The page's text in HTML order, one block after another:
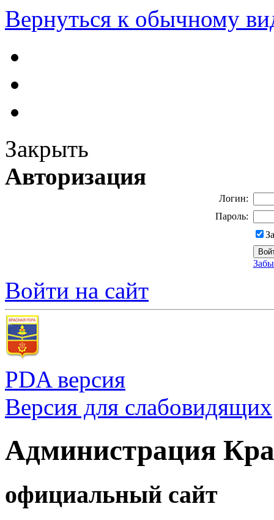
Вернуться к обычному
Закрыть
Авторизация
Логин:
Пароль:
Войти на сайт
PDA версия
Версия для слабовидящих
Администрация
официальный сайт